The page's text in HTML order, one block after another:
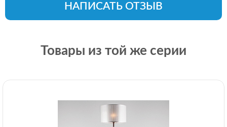
НАПИСАТЬ ОТЗЫВ
Товары из той же серии